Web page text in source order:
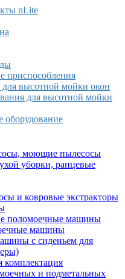
nLite
приспособления
высотной мойки окон
для высотной мойки
оборудование
моющие пылесосы
уборки, ранцевые
и ковровые экстракторы
поломоечные машины
машины
с сиденьем для
комплектация
и подметальных